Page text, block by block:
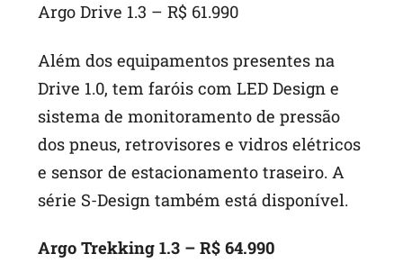
Argo Drive 1.3 – R$ 61.990
Além dos equipamentos presentes na
Drive 1.0, tem faróis com LED Design e
sistema de monitoramento de pressão
dos pneus, retrovisores e vidros elétricos
e sensor de estacionamento traseiro. A
série S-Design também está disponível.
Argo Trekking 1.3 – R$ 64.990